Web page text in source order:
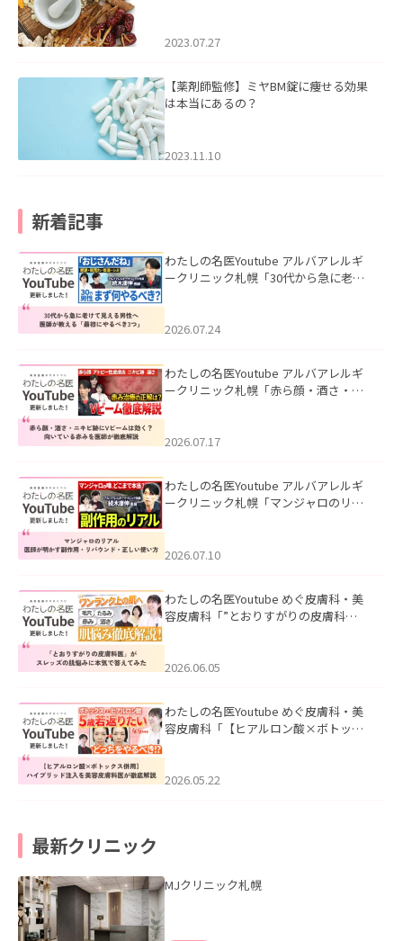
2023.07.27
【薬剤師監修】ミヤBM錠に痩せる効果
は本当にあるの？
2023.11.10
新着記事
わたしの名医Youtube アルバアレルギ
ークリニック札幌「30代から急に老け
た。
2026.07.24
わたしの名医Youtube アルバアレルギ
ークリニック札幌「赤ら顔・酒さ・ニ
した。
2026.07.17
わたしの名医Youtube アルバアレルギ
ークリニック札幌「マンジャロのリア
た。
2026.07.10
わたしの名医Youtube めぐ皮膚科・美
容皮膚科「”とおりすがりの皮膚科
2026.06.05
わたしの名医Youtube めぐ皮膚科・美
容皮膚科「【ヒアルロン酸×ボトック
た。
2026.05.22
最新クリニック
MJクリニック札幌